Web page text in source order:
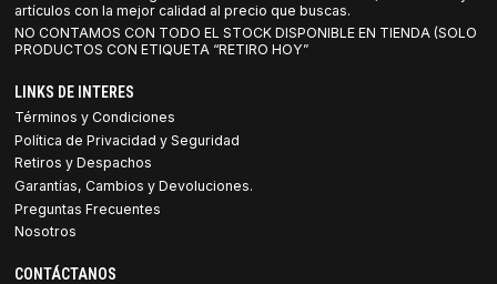
artículos con la mejor calidad al precio que buscas.
NO CONTAMOS CON TODO EL STOCK DISPONIBLE EN TIENDA (SOLO
PRODUCTOS CON ETIQUETA “RETIRO HOY”
LINKS DE INTERES
Términos y Condiciones
Política de Privacidad y Seguridad
Retiros y Despachos
Garantías, Cambios y Devoluciones.
Preguntas Frecuentes
Nosotros
CONTÁCTANOS